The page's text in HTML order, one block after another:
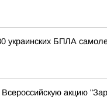
БПЛА
акцию